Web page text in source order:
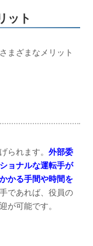
ット
まざまなメリット
られます。 外部委
ョナルな運転手が
かる手間や時間を
であれば、役員の
が可能です。